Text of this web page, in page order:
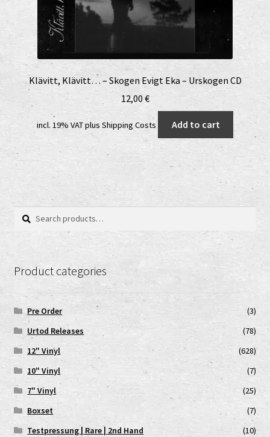
Klävitt, Klävitt… – Skogen Evigt Eka – Urskogen CD
12,00 €
incl. 19% VATplus Shipping Costs Add to cart
Search
Search
Product categories
Pre Order
(3)
Urtod Releases
(78)
12" Vinyl
(628)
10" Vinyl
(7)
7" Vinyl
(25)
Boxset
(7)
Testpressung | Rare | 2nd Hand
(10)